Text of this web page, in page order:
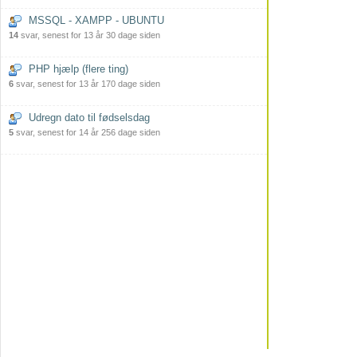
MSSQL - XAMPP - UBUNTU
14 svar, senest for 13 år 30 dage siden
PHP hjælp (flere ting)
6 svar, senest for 13 år 170 dage siden
Udregn dato til fødselsdag
5 svar, senest for 14 år 256 dage siden